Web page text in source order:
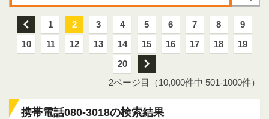
前 1 2 3 4 5 6 7 8
9
10
11 12 13 14 15 16 17 18
19
20
次
2ページ目（10,000件中 501-1000件）
携帯電話080-3018の検索結果